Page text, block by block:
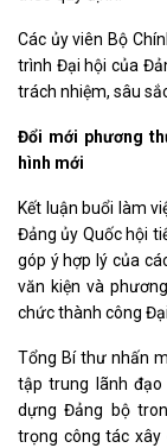
Các ủy viên Bộ
trình Đại hội của
trách nhiệm, sâu
Đổi mới phương
hình mới
Kết luận buổi làm
Đảng ủy Quốc hội
góp ý hợp lý của
văn kiện và
chức thành công
Tổng Bí thư nhấn
tập trung lãnh
dựng Đảng bộ
trọng công tác